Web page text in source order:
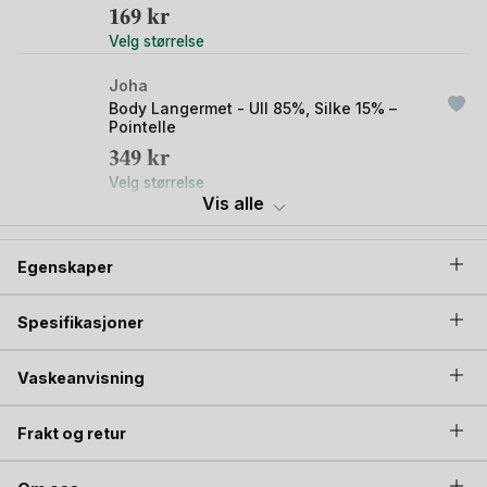
169kr
Velg størrelse
Joha
Body Langermet - Ull 85%, Silke 15% –
Pointelle
349kr
Velg størrelse
Joha
15% - Pointelle
449kr
Velg størrelse
Joha
Leggings - Ull 85%, Silke 15% – Pointelle
Vis alle
Egenskaper
Spesifikasjoner
Vaskeanvisning
Frakt og retur